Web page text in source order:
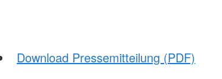
Download Pressemitteilung (PDF)